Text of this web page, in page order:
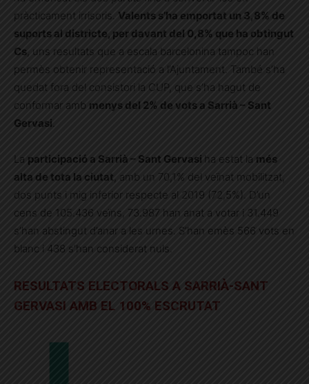
pràcticament irrisoris. Valents s’ha emportat un 3,8% de
suports al districte, per davant del 0,8% que ha obtingut
Cs, uns resultats que a escala barcelonina tampoc han
permès obtenir representació a l’Ajuntament. També s’ha
quedat fora del consistori la CUP, que s’ha hagut de
conformar amb menys del 2% de vots a Sarrià – Sant
Gervasi .
La participació a Sarrià – Sant Gervasi ha estat la més
alta de tota la ciutat, amb un 70,1% del veïnat mobilitzat,
dos punts i mig inferior respecte al 2019 (72,5%). D’un
cens de 105.436 veïns, 73.987 han anat a votar i 31.449
s’han abstingut d’anar a les urnes. S’han emès 566 vots en
blanc i 438 s’han considerat nuls.
RESULTATS ELECTORALS A SARRIÀ-SANT
GERVASI AMB EL 100% ESCRUTAT